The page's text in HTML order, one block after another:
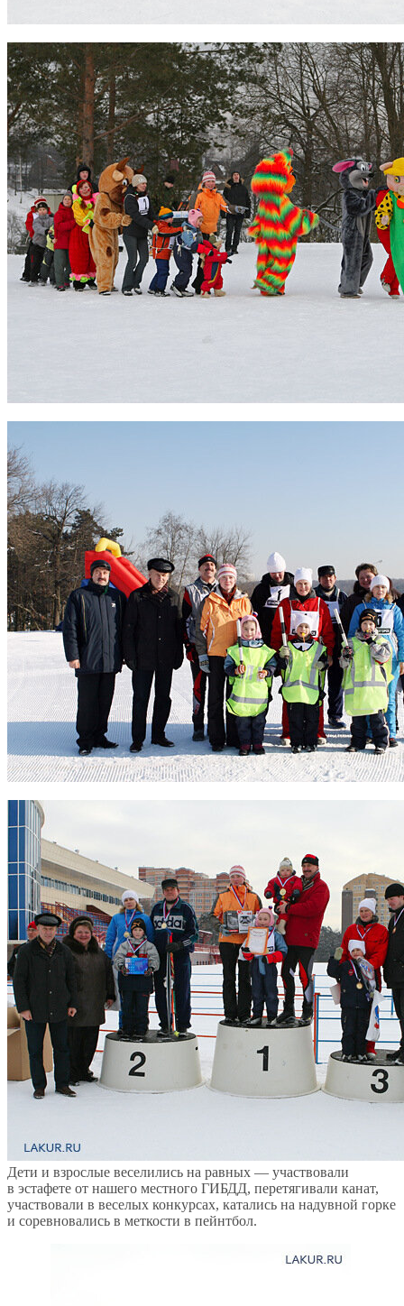
Дети и взрослые веселились на равных — участвовали
в эстафете от нашего местного ГИБДД, перетягивали канат,
участвовали в веселых конкурсах, катались на надувной горке
и соревновались в меткости в пейнтбол.